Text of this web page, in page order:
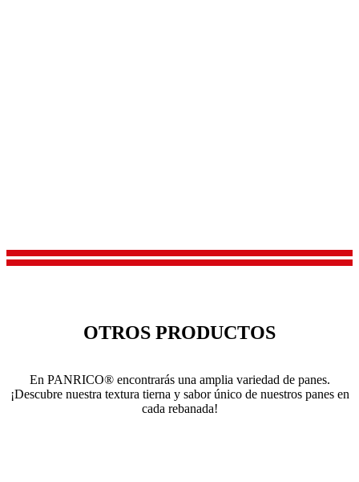
OTROS PRODUCTOS
En PANRICO® encontrarás una amplia variedad de panes.
¡Descubre nuestra textura tierna y sabor único de nuestros panes en
cada rebanada!